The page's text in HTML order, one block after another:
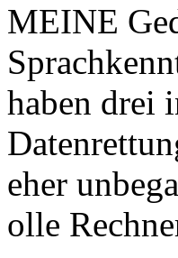
MEINE
haben drei
eher
olle